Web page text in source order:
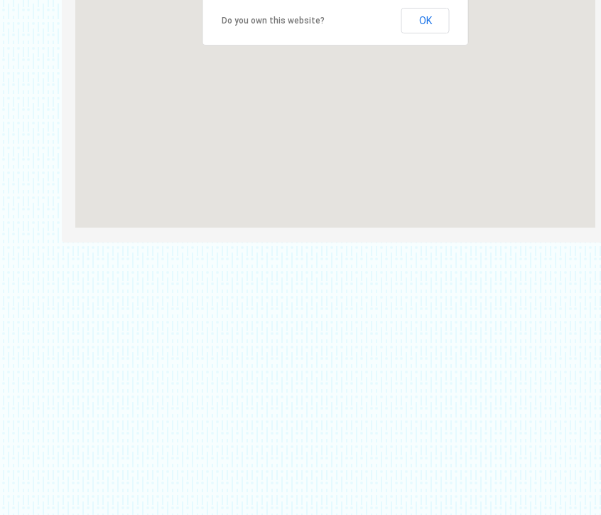
Do you own this website? OK